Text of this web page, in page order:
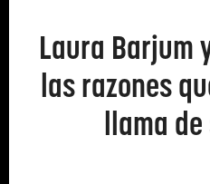
Laura Barjum
las razones
llama